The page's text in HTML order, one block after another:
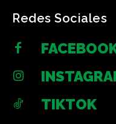
Redes Sociales
TIKTOK